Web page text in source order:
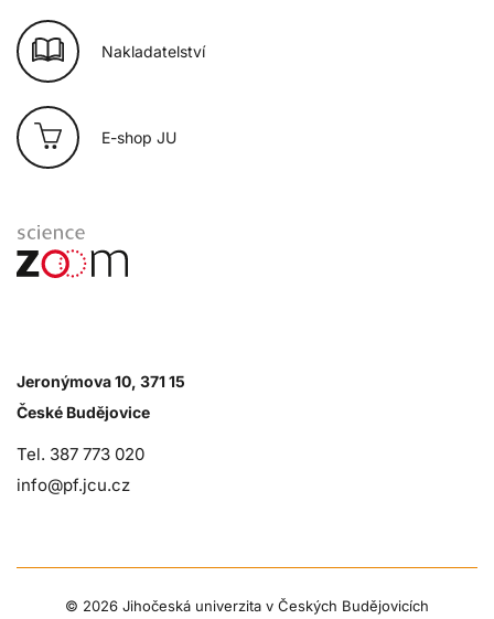
Nakladatelství
E-shop JU
Jeronýmova 10, 371 15
České Budějovice
Tel. 387 773 020
info@pf.jcu.cz
© 2026 Jihočeská univerzita v Českých Budějovicích